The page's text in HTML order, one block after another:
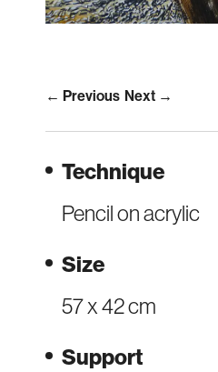
Technique
Pencil on acrylic
Size
57 x 42 cm
Support
← Previous Next →